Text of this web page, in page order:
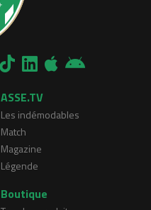
ASSE.TV
Les indémodables
Match
Magazine
Légende
Boutique